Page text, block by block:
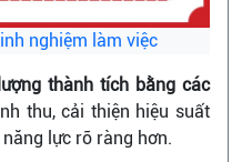
nghiệm làm việc
thành tích bằng các
thu, cải thiện hiệu suất
lực rõ ràng hơn.